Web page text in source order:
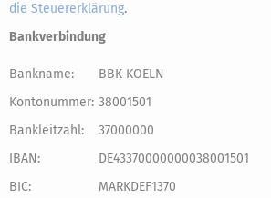
die Steuererklärung.
Bankverbindung
Bankname:
BBK KOELN
Kontonummer: 38001501
Bankleitzahl:
37000000
IBAN:
DE43370000000038001501
BIC:
MARKDEF1370